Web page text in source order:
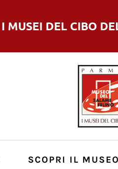
I MUSEI DEL CIBO
SCOPRI IL MUSEO